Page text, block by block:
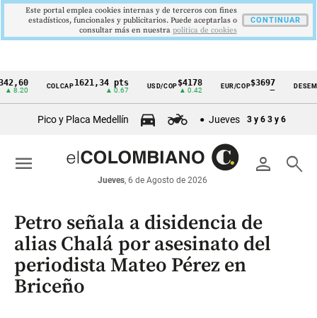
Cintillo
económicos
Colombia
COLCAP1621,34 pts USD/COP$4178
▲ 0.42
EUR/COP$3697
—
DESEMPLEO
Pico y Placa Medellín Jueves 3 y 6 3 y 6
person search
Jueves, 6 de Agosto de 2026
menu
Petro señala a disidencia de
alias Chalá por asesinato del
periodista Mateo Pérez en
Briceño
Este portal emplea cookies internas y de terceros con fines
estadísticos, funcionales y publicitarios. Puede aceptarlas o
consultar más en nuestra politica de cookies
CONTINUAR